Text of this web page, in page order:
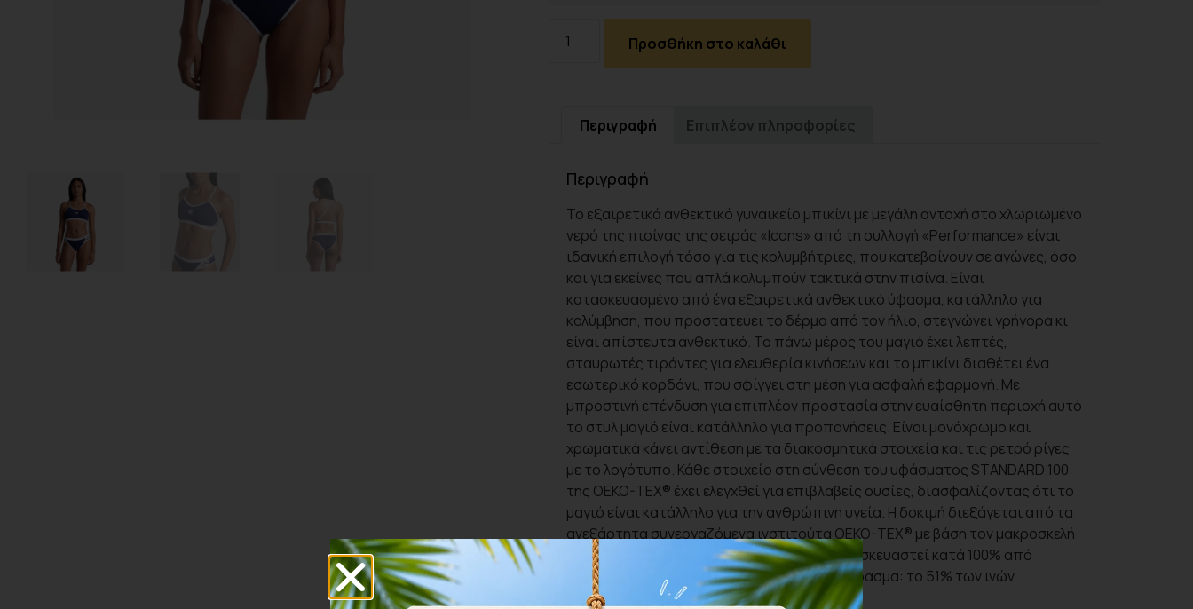
Προσθήκη στο καλάθι
Περιγραφή Επιπλέον πληροφορίες
Περιγραφή
Το εξαιρετικά ανθεκτικό γυναικείο μπικίνι με μεγάλη αντοχή στο χλωριωμένο
νερό της πισίνας της σειράς «Icons» από τη συλλογή «Performance» είναι
ιδανική επιλογή τόσο για τις κολυμβήτριες, που κατεβαίνουν σε αγώνες, όσο
και για εκείνες που απλά κολυμπούν τακτικά στην πισίνα. Είναι
κατασκευασμένο από ένα εξαιρετικά ανθεκτικό ύφασμα, κατάλληλο για
κολύμβηση, που προστατεύει το δέρμα από τον ήλιο, στεγνώνει γρήγορα κι
είναι απίστευτα ανθεκτικό. Το πάνω μέρος του μαγιό έχει λεπτές,
σταυρωτές τιράντες για ελευθερία κινήσεων και το μπικίνι διαθέτει ένα
εσωτερικό κορδόνι, που σφίγγει στη μέση για ασφαλή εφαρμογή. Με
μπροστινή επένδυση για επιπλέον προστασία στην ευαίσθητη περιοχή αυτό
το στυλ μαγιό είναι κατάλληλο για προπονήσεις. Είναι μονόχρωμο και
χρωματικά κάνει αντίθεση με τα διακοσμητικά στοιχεία και τις ρετρό ρίγες
με το λογότυπο. Κάθε στοιχείο στη σύνθεση του υφάσματος STANDARD 100
της OEKO-TEX® έχει ελεγχθεί για επιβλαβείς ουσίες, διασφαλίζοντας ότι το
μαγιό είναι κατάλληλο για την ανθρώπινη υγεία. Η δοκιμή διεξάγεται από τα
ανεξάρτητα συνεργαζόμενα ινστιτούτα OEKO-TEX® με βάση τον μακροσκελή
μας κατάλογο κριτηρίων. Το μαγιό έχει κατασκευαστεί κατά 100% από
πολυεστέρα (Φιλικό προς το περιβάλλον ύφασμα: το 51% των ινών
πολυεστέρα είναι ανακυκλωμένο).